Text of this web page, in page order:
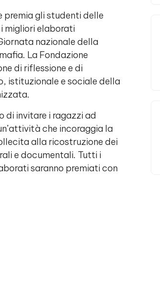
premia gli studenti delle
migliori elaborati
nazionale della
La Fondazione
di riflessione e di
istituzionale e sociale della
di invitare i ragazzi ad
che incoraggia la
alla ricostruzione dei
e documentali. Tutti i
saranno premiati con